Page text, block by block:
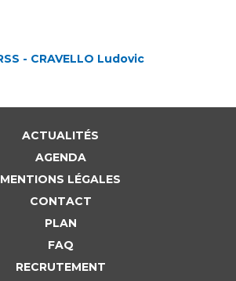
ACTUALITÉS
AGENDA
MENTIONS LÉGALES
CONTACT
PLAN
FAQ
RECRUTEMENT